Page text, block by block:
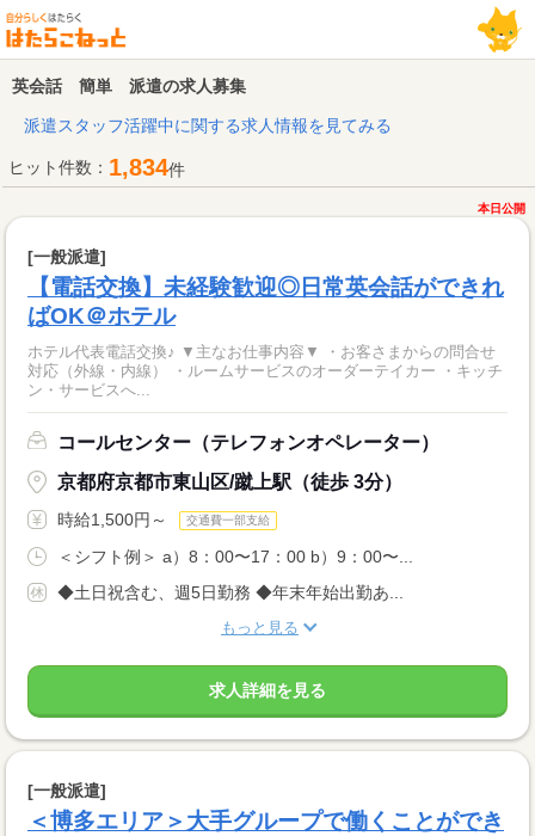
英会話 簡単 派遣の求人募集
派遣スタッフ活躍中に関する求人情報を見てみる
ヒット件数： 1,834件
本日公開
[一般派遣]
【電話交換】未経験歓迎◎日常英会話ができれ
ばOK＠ホテル
ホテル代表電話交換♪ ▼主なお仕事内容▼ ・お客さまからの問合せ
対応（外線・内線） ・ルームサービスのオーダーテイカー ・キッチ
ン・サービスへ...
コールセンター（テレフォンオペレーター）
京都府京都市東山区/蹴上駅（徒歩 3分）
時給1,500円～ 交通費一部支給
＜シフト例＞ a）8：00〜17：00 b）9：00〜...
◆土日祝含む、週5日勤務 ◆年末年始出勤あ...
もっと見る
求人詳細を見る
[一般派遣]
＜博多エリア＞大手グループで働くことができ